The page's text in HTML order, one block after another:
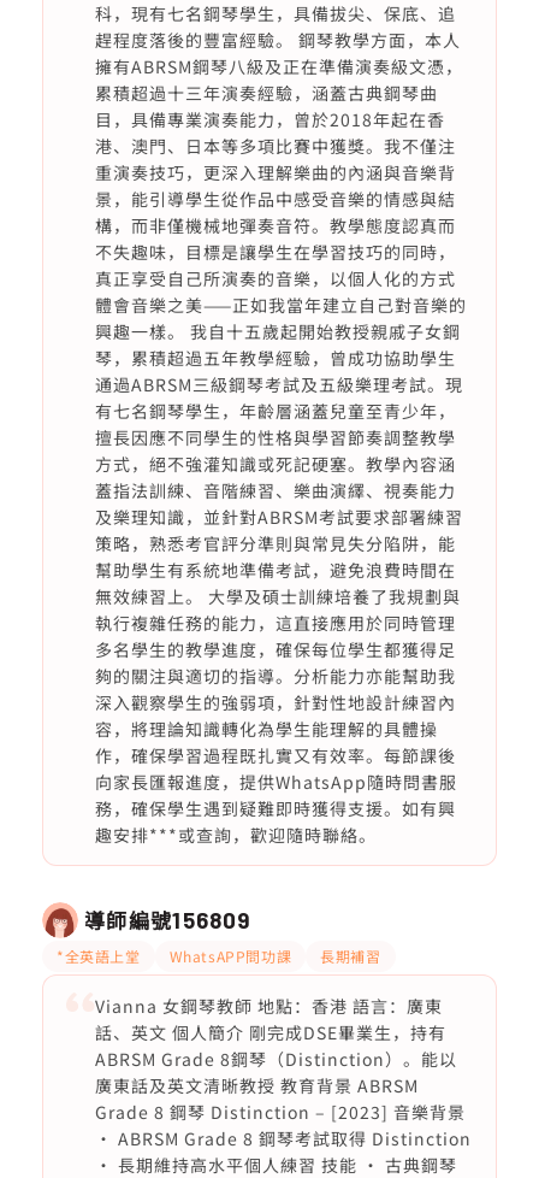
科，現有七名鋼琴學生，具備拔尖、保底、追
趕程度落後的豐富經驗。 鋼琴教學方面，本人
擁有ABRSM鋼琴八級及正在準備演奏級文憑，
累積超過十三年演奏經驗，涵蓋古典鋼琴曲
目，具備專業演奏能力，曾於2018年起在香
港、澳門、日本等多項比賽中獲獎。我不僅注
重演奏技巧，更深入理解樂曲的內涵與音樂背
景，能引導學生從作品中感受音樂的情感與結
構，而非僅機械地彈奏音符。教學態度認真而
不失趣味，目標是讓學生在學習技巧的同時，
真正享受自己所演奏的音樂，以個人化的方式
體會音樂之美——正如我當年建立自己對音樂的
興趣一樣。 我自十五歲起開始教授親戚子女鋼
琴，累積超過五年教學經驗，曾成功協助學生
通過ABRSM三級鋼琴考試及五級樂理考試。現
有七名鋼琴學生，年齡層涵蓋兒童至青少年，
擅長因應不同學生的性格與學習節奏調整教學
方式，絕不強灌知識或死記硬塞。教學內容涵
蓋指法訓練、音階練習、樂曲演繹、視奏能力
及樂理知識，並針對ABRSM考試要求部署練習
策略，熟悉考官評分準則與常見失分陷阱，能
幫助學生有系統地準備考試，避免浪費時間在
無效練習上。 大學及碩士訓練培養了我規劃與
執行複雜任務的能力，這直接應用於同時管理
多名學生的教學進度，確保每位學生都獲得足
夠的關注與適切的指導。分析能力亦能幫助我
深入觀察學生的強弱項，針對性地設計練習內
容，將理論知識轉化為學生能理解的具體操
作，確保學習過程既扎實又有效率。每節課後
向家長匯報進度，提供WhatsApp隨時問書服
務，確保學生遇到疑難即時獲得支援。如有興
趣安排***或查詢，歡迎隨時聯絡。
導師編號156809
*全英語上堂 WhatsAPP問功課 長期補習
Vianna 女鋼琴教師 地點：香港 語言：廣東
話、英文 個人簡介 剛完成DSE畢業生，持有
ABRSM Grade 8鋼琴（Distinction）。能以
廣東話及英文清晰教授 教育背景 ABRSM
Grade 8 鋼琴 Distinction – [2023] 音樂背景
• ABRSM Grade 8 鋼琴考試取得 Distinction
• 長期維持高水平個人練習 技能 • 古典鋼琴